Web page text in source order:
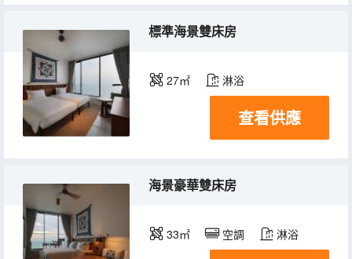
標準海景雙床房
27㎡ 淋浴
查看供應
海景豪華雙床房
33㎡ 空調 淋浴